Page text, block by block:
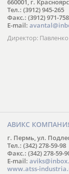
660001, г.
Тел.: (3912) 945-265
Факс.: (3912) 971-758
E-mail:
Директор:
АВИКС
г. Пермь, ул.
Тел.: (342) 278-59-98
Факс.: (342) 278-59-
E-mail:
www.atss-